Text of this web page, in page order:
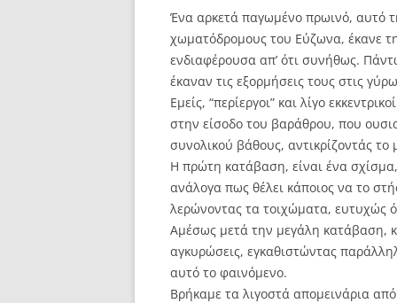
Ένα αρκετά παγωμένο πρωινό, αυτό
χωματόδρομους του Εύζωνα, έκανε
ενδιαφέρουσα απ’ ότι συνήθως.
έκαναν τις εξορμήσεις τους στις
Εμείς, “περίεργοι” και λίγο
στην είσοδο του βαράθρου, που
συνολικού βάθους, αντικρίζοντάς
Η πρώτη κατάβαση, είναι ένα
ανάλογα πως θέλει κάποιος να το
λερώνοντας τα τοιχώματα, ευτυχώς
Αμέσως μετά την μεγάλη κατάβαση,
αγκυρώσεις, εγκαθιστώντας
αυτό το φαινόμενο.
Βρήκαμε τα λιγοστά απομεινάρια